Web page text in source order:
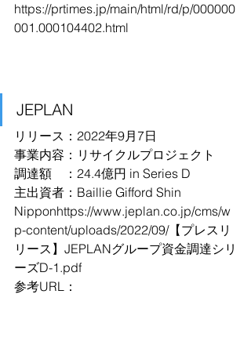
https://prtimes.jp/main/html/rd/p/000000
001.000104402.html
JEPLAN
リリース：2022年9月7日
事業内容：リサイクルプロジェクト
調達額　：24.4億円 in Series D
主出資者：Baillie Gifford Shin
Nipponhttps://www.jeplan.co.jp/cms/w
p-content/uploads/2022/09/【プレスリ
リース】JEPLANグループ資金調達シリ
ーズD-1.pdf
参考URL：